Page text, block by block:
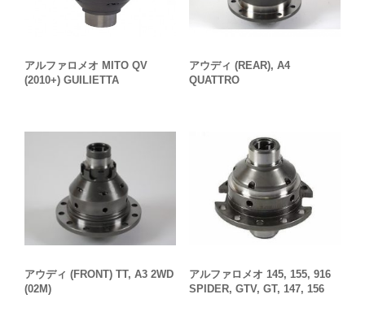
アルファロメオ MITO QV
(2010+) GUILIETTA
アウディ (REAR), A4
QUATTRO
アウディ (FRONT) TT, A3 2WD
(02M)
アルファロメオ 145, 155, 916
SPIDER, GTV, GT, 147, 156